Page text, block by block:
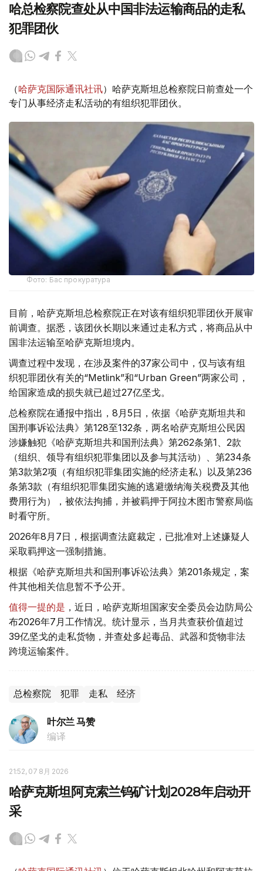
哈总检察院查处从中国非法运输商品的走私
犯罪团伙
（哈萨克国际通讯社讯）哈萨克斯坦总检察院日前查处一个
专门从事经济走私活动的有组织犯罪团伙。
Фото: Бас прокуратура
目前，哈萨克斯坦总检察院正在对该有组织犯罪团伙开展审
前调查。据悉，该团伙长期以来通过走私方式，将商品从中
国非法运输至哈萨克斯坦境内。
调查过程中发现，在涉及案件的37家公司中，仅与该有组
织犯罪团伙有关的“Metlink”和“Urban Green”两家公司，
给国家造成的损失就已超过27亿坚戈。
总检察院在通报中指出，8月5日，依据《哈萨克斯坦共和
国刑事诉讼法典》第128至132条，两名哈萨克斯坦公民因
涉嫌触犯《哈萨克斯坦共和国刑法典》第262条第1、2款
（组织、领导有组织犯罪集团以及参与其活动）、第234条
第3款第2项（有组织犯罪集团实施的经济走私）以及第236
条第3款（有组织犯罪集团实施的逃避缴纳海关税费及其他
费用行为），被依法拘捕，并被羁押于阿拉木图市警察局临
时看守所。
2026年8月7日，根据调查法庭裁定，已批准对上述嫌疑人
采取羁押这一强制措施。
根据《哈萨克斯坦共和国刑事诉讼法典》第201条规定，案
件其他相关信息暂不予公开。
值得一提的是 ，近日，哈萨克斯坦国家安全委员会边防局公
布2026年7月工作情况。统计显示，当月共查获价值超过
39亿坚戈的走私货物，并查处多起毒品、武器和货物非法
跨境运输案件。
总检察院 犯罪 走私 经济
叶尔兰 马赞
编译
21:52, 07 8月 2026
哈萨克斯坦阿克索兰钨矿计划2028年启动开
采